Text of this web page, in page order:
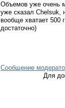
Объемов уже очень
уже сказал Chelsuk,
вообще хватает 500
достаточно)
Сообщение
Для